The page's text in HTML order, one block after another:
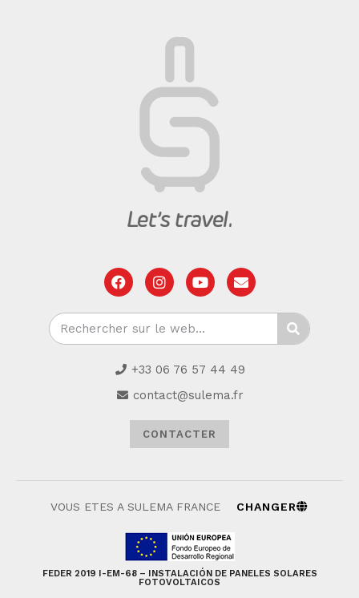
+33 06 76 57 44 49
contact@sulema.fr
CONTACTER
VOUS ETES A SULEMA FRANCE CHANGER
FEDER 2019 I-EM-68 – INSTALACIÓN DE PANELES SOLARES
FOTOVOLTAICOS